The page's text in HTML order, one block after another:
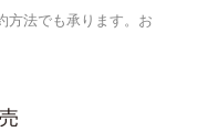
方法でも承ります。お